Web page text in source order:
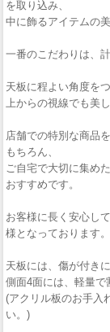
を取り込み、
中に飾るアイテムの
一番のこだわりは、
天板に程よい角度を
上からの視線でも美
店舗での特別な商品
もちろん、
ご自宅で大切に集め
おすすめです。
お客様に長く安心し
様となっております。
天板には、傷が付き
側面4面には、軽量で
(アクリル板のお手入
い。)